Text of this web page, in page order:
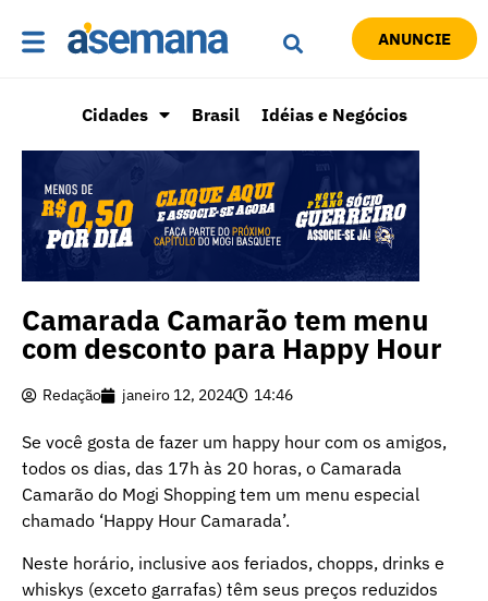
ANUNCIE
Cidades Brasil Idéias e Negócios
Camarada Camarão tem menu
com desconto para Happy Hour
Redação janeiro 12, 2024 14:46
Se você gosta de fazer um happy hour com os amigos,
todos os dias, das 17h às 20 horas, o Camarada
Camarão do Mogi Shopping tem um menu especial
chamado ‘Happy Hour Camarada’.
Neste horário, inclusive aos feriados, chopps, drinks e
whiskys (exceto garrafas) têm seus preços reduzidos